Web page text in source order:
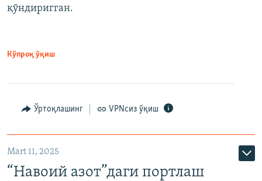
қўндиригган.
Кўпроқ ўқиш
Ўртоқлашинг VPNсиз ўқиш
Mart 11, 2025
“Навоий азот”даги портлаш